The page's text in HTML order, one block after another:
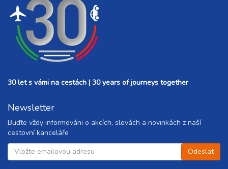
30 let s vámi na cestách | 30 years of journeys together
Newsletter
Buďte vždy informováni o akcích, slevách a novinkách z naší
cestovní kanceláře